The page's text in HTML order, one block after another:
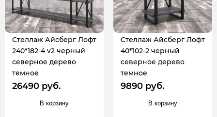
Стеллаж Айсберг Лофт
240*182-4 v2 черный
северное дерево
темное
26490 руб.
В корзину
Стеллаж Айсберг Лофт
40*102-2 черный
северное дерево
темное
9890 руб.
В корзину